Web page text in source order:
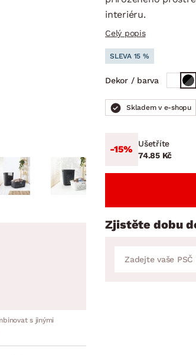
DOMÁCÍ SPOTŘEBIČE
interiéru.
Celý popis
SLEVA 15 %
Dekor / barva
Skladem v e-shopu
-15%
Ušetříte
74.85 Kč
Zjistěte dobu
s jinými